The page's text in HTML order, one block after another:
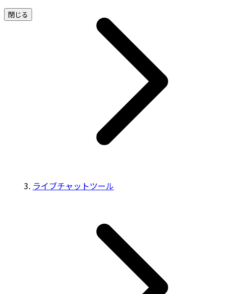
閉じる
ライブチャットツール